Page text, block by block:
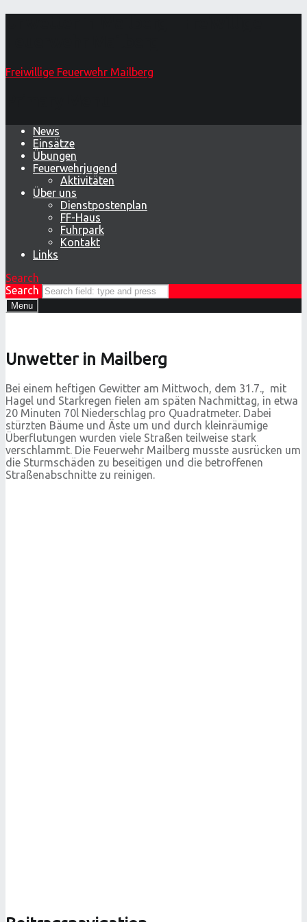
Freiwillige Feuerwehr Mailberg
News
Einsätze
Übungen
Feuerwehrjugend
Aktivitäten
Über uns
Dienstpostenplan
FF-Haus
Fuhrpark
Kontakt
Links
Search
Search
Menu
Unwetter in Mailberg
Bei einem heftigen Gewitter am Mittwoch, dem 31.7., mit
Hagel und Starkregen fielen am späten Nachmittag, in etwa
20 Minuten 70l Niederschlag pro Quadratmeter. Dabei
stürzten Bäume und Äste um und durch kleinräumige
Überflutungen wurden viele Straßen teilweise stark
verschlammt. Die Feuerwehr Mailberg musste ausrücken um
die Sturmschäden zu beseitigen und die betroffenen
Straßenabschnitte zu reinigen.